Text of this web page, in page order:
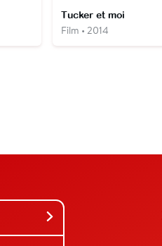
Tucker et moi
Film • 2014